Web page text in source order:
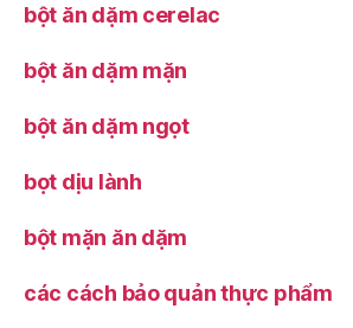
bột ăn dặm cerelac
bột ăn dặm mặn
bột ăn dặm ngọt
bọt dịu lành
bột mặn ăn dặm
các cách bảo quản thực phẩm